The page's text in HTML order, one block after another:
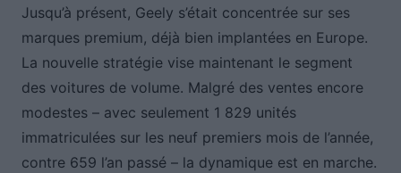
Jusqu’à présent, Geely s’était concentrée sur ses
marques premium, déjà bien implantées en Europe.
La nouvelle stratégie vise maintenant le segment
des voitures de volume. Malgré des ventes encore
modestes – avec seulement 1 829 unités
immatriculées sur les neuf premiers mois de l’année,
contre 659 l’an passé – la dynamique est en marche.